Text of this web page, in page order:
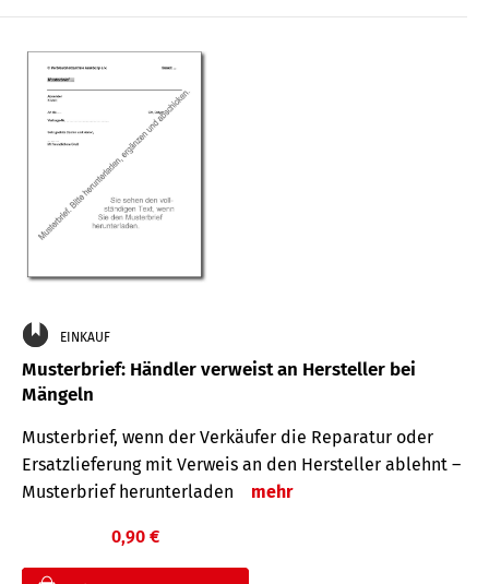
EINKAUF
Musterbrief: Händler verweist an Hersteller bei
Mängeln
Musterbrief, wenn der Verkäufer die Reparatur oder
Ersatzlieferung mit Verweis an den Hersteller ablehnt –
Musterbrief herunterladen
mehr
0,90 €